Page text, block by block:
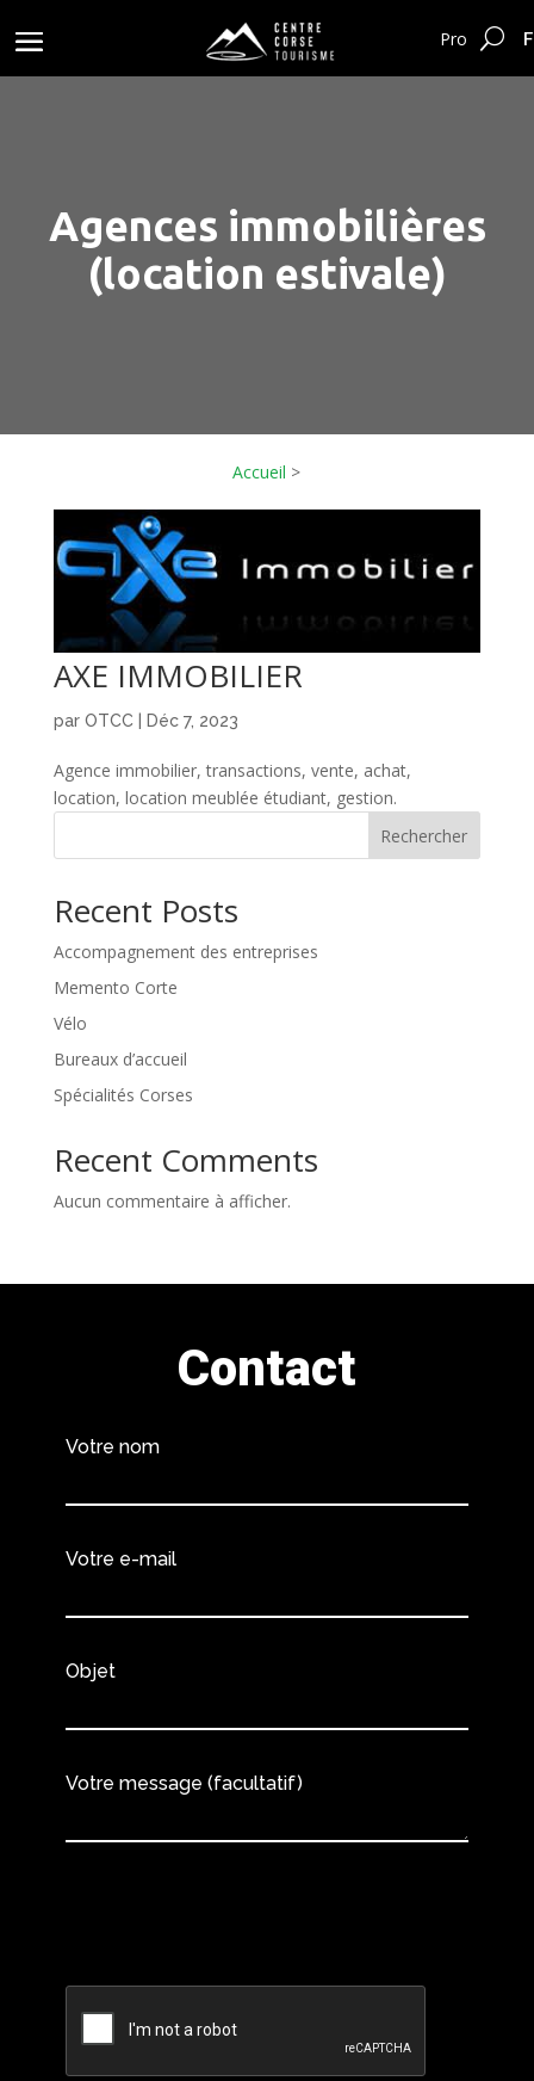
Pro
Agences immobilières
(location estivale)
Accueil >
AXE IMMOBILIER
par OTCC| Déc 7, 2023
Agence immobilier, transactions, vente, achat,
location, location meublée étudiant, gestion.
Rechercher
Recent Posts
Accompagnement des entreprises
Memento Corte
Vélo
Bureaux d’accueil
Spécialités Corses
Recent Comments
Aucun commentaire à afficher.
Contact
Votre nom
Votre e-mail
Objet
Votre message (facultatif)